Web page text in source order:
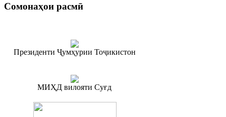
Сомонаҳои расмӣ
Президенти Ҷумҳурии Тоҷикистон
МИҲД вилояти Суғд